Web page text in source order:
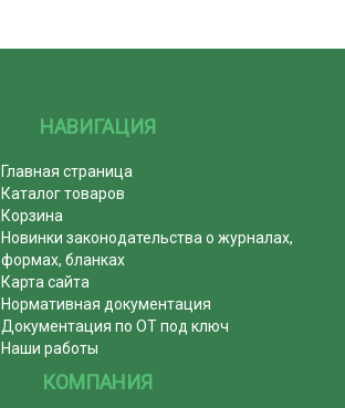
НАВИГАЦИЯ
Главная страница
Каталог товаров
Корзина
Новинки законодательства о журналах,
формах, бланках
Карта сайта
Нормативная документация
Документация по ОТ под ключ
Наши работы
КОМПАНИЯ